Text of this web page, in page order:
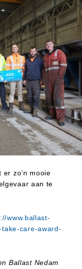
zo’n mooie
aan te
www.ballast-
care-award-
Ballast Nedam